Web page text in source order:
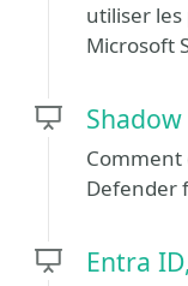
utiliser
Microsoft
Comment
Defender
Entra